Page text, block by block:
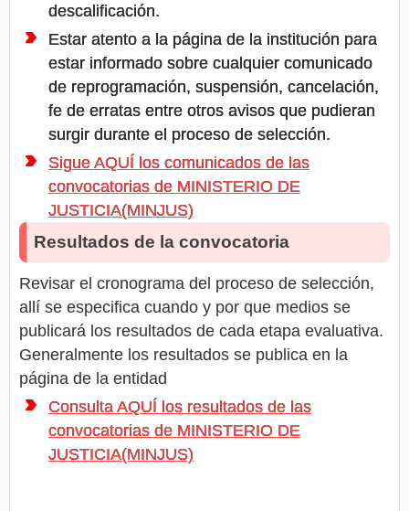
descalificación.
Estar atento a la página de la institución para
estar informado sobre cualquier comunicado
de reprogramación, suspensión, cancelación,
fe de erratas entre otros avisos que pudieran
surgir durante el proceso de selección.
Sigue AQUÍ los comunicados de las
convocatorias de MINISTERIO DE
JUSTICIA(MINJUS)
Resultados de la convocatoria
Revisar el cronograma del proceso de selección,
allí se especifica cuando y por que medios se
publicará los resultados de cada etapa evaluativa.
Generalmente los resultados se publica en la
página de la entidad
Consulta AQUÍ los resultados de las
convocatorias de MINISTERIO DE
JUSTICIA(MINJUS)